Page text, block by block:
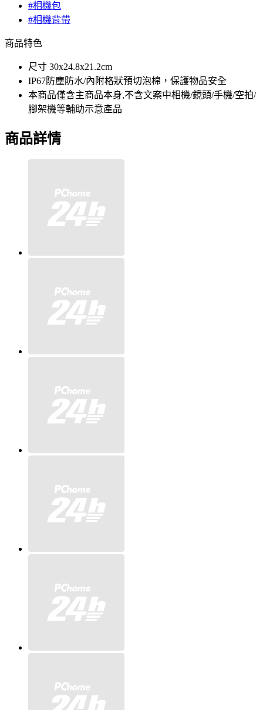
#相機包
#相機背帶
商品特色
尺寸 30x24.8x21.2cm
IP67防塵防水/內附格狀預切泡棉，保護物品安全
本商品僅含主商品本身,不含文案中相機/鏡頭/手機/空拍/
腳架機等輔助示意產品
商品詳情